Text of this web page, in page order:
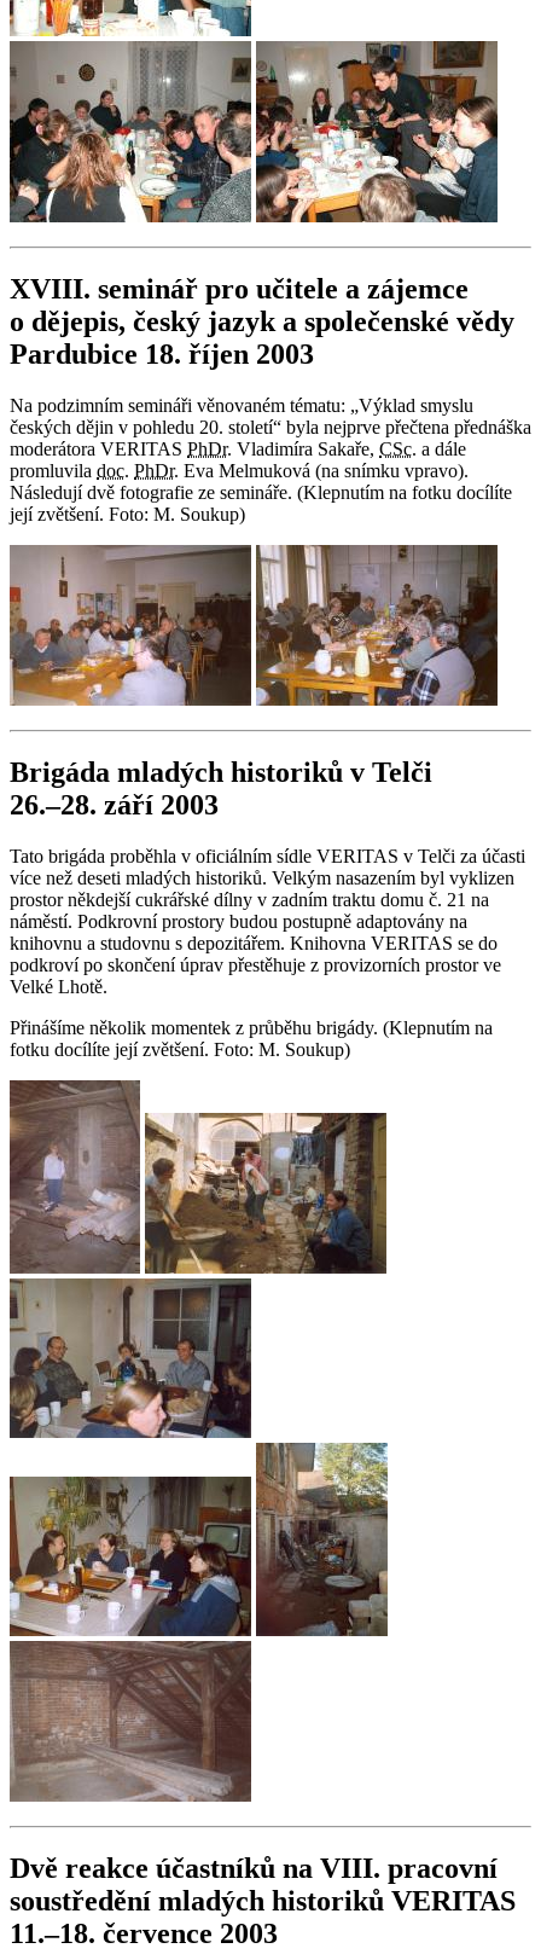
XVIII. seminář pro učitele a zájemce
o dějepis, český jazyk a společenské vědy
Pardubice 18. říjen 2003
Na podzimním semináři věnovaném tématu: „Výklad smyslu
českých dějin v pohledu 20. století“ byla nejprve přečtena přednáška
moderátora VERITAS PhDr. Vladimíra Sakaře, CSc. a dále
promluvila doc. PhDr. Eva Melmuková (na snímku vpravo).
Následují dvě fotografie ze semináře. (Klepnutím na fotku docílíte
její zvětšení. Foto: M. Soukup)
Brigáda mladých historiků v Telči
26.–28. září 2003
Tato brigáda proběhla v oficiálním sídle VERITAS v Telči za účasti
více než deseti mladých historiků. Velkým nasazením byl vyklizen
prostor někdejší cukrářské dílny v zadním traktu domu č. 21 na
náměstí. Podkrovní prostory budou postupně adaptovány na
knihovnu a studovnu s depozitářem. Knihovna VERITAS se do
podkroví po skončení úprav přestěhuje z provizorních prostor ve
Velké Lhotě.
Přinášíme několik momentek z průběhu brigády. (Klepnutím na
fotku docílíte její zvětšení. Foto: M. Soukup)
Dvě reakce účastníků na VIII. pracovní
soustředění mladých historiků VERITAS
11.–18. července 2003